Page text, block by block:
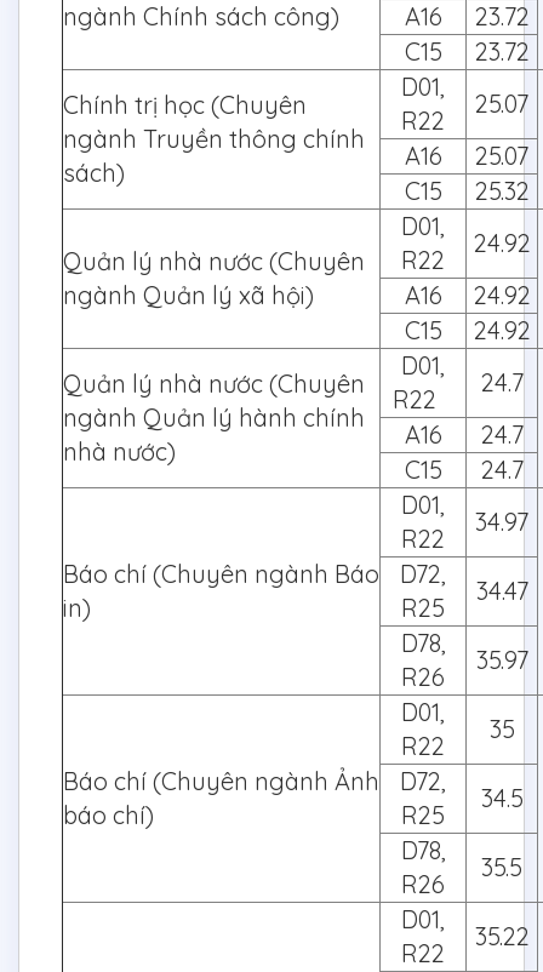
ngành Chính sách công)
A16
23.72
C15
23.72
Chính trị học (Chuyên
ngành Truyền thông chính
sách)
D01,
R22
25.07
A16
25.07
C15
25.32
Quản lý nhà nước (Chuyên
ngành Quản lý xã hội)
D01,
R22
24.92
A16
24.92
C15
24.92
Quản lý nhà nước (Chuyên
ngành Quản lý hành chính
nhà nước)
D01,
R22
24.7
A16
24.7
C15
24.7
Báo chí (Chuyên ngành Báo
in)
D01,
R22
34.97
D72,
R25
34.47
D78,
R26
35.97
Báo chí (Chuyên ngành Ảnh
báo chí)
D01,
R22
35
D72,
R25
34.5
D78,
R26
35.5
D01,
R22
35.22